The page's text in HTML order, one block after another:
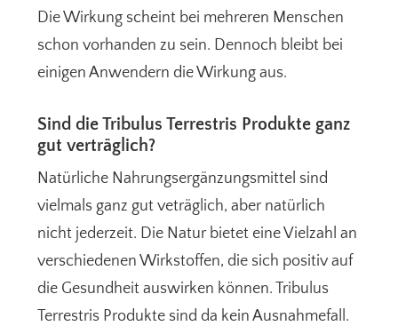
Die Wirkung scheint bei mehreren Menschen
schon vorhanden zu sein. Dennoch bleibt bei
einigen Anwendern die Wirkung aus.
Sind die Tribulus Terrestris Produkte ganz
gut verträglich?
Natürliche Nahrungsergänzungsmittel sind
vielmals ganz gut veträglich, aber natürlich
nicht jederzeit. Die Natur bietet eine Vielzahl an
verschiedenen Wirkstoffen, die sich positiv auf
die Gesundheit auswirken können. Tribulus
Terrestris Produkte sind da kein Ausnahmefall.